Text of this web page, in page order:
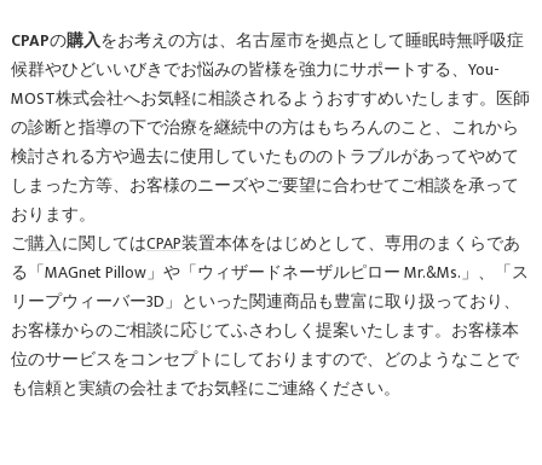
CPAPの購入をお考えの方は、名古屋市を拠点として睡眠時無呼吸症
候群やひどいいびきでお悩みの皆様を強力にサポートする、You-
MOST株式会社へお気軽に相談されるようおすすめいたします。医師
の診断と指導の下で治療を継続中の方はもちろんのこと、これから
検討される方や過去に使用していたもののトラブルがあってやめて
しまった方等、お客様のニーズやご要望に合わせてご相談を承って
おります。
ご購入に関してはCPAP装置本体をはじめとして、専用のまくらであ
る「MAGnet Pillow」や「ウィザードネーザルピロー Mr.&Ms.」、「ス
リープウィーバー3D」といった関連商品も豊富に取り扱っており、
お客様からのご相談に応じてふさわしく提案いたします。お客様本
位のサービスをコンセプトにしておりますので、どのようなことで
も信頼と実績の会社までお気軽にご連絡ください。